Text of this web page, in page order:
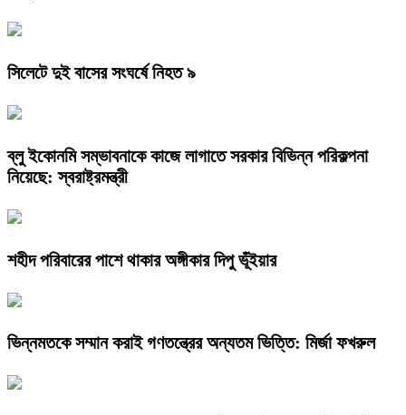
সিলেটে দুই বাসের সংঘর্ষে নিহত ৯
ব্লু ইকোনমি সম্ভাবনাকে কাজে লাগাতে সরকার বিভিন্ন পরিকল্পনা
নিয়েছে: স্বরাষ্ট্রমন্ত্রী
শহীদ পরিবারের পাশে থাকার অঙ্গীকার দিপু ভূঁইয়ার
ভিন্নমতকে সম্মান করাই গণতন্ত্রের অন্যতম ভিত্তি: মির্জা ফখরুল